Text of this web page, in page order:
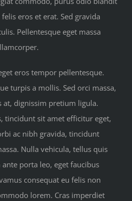
eros et erat. Sed gravida
Pellentesque eget massa
eros tempor pellentesque.
turpis a mollis. Sed orci massa,
at, dignissim pretium ligula.
tincidunt sit amet efficitur eget,
ac nibh gravida, tincidunt
Nulla vehicula, tellus quis
porta leo, eget faucibus
consequat eu felis non
lorem. Cras imperdiet